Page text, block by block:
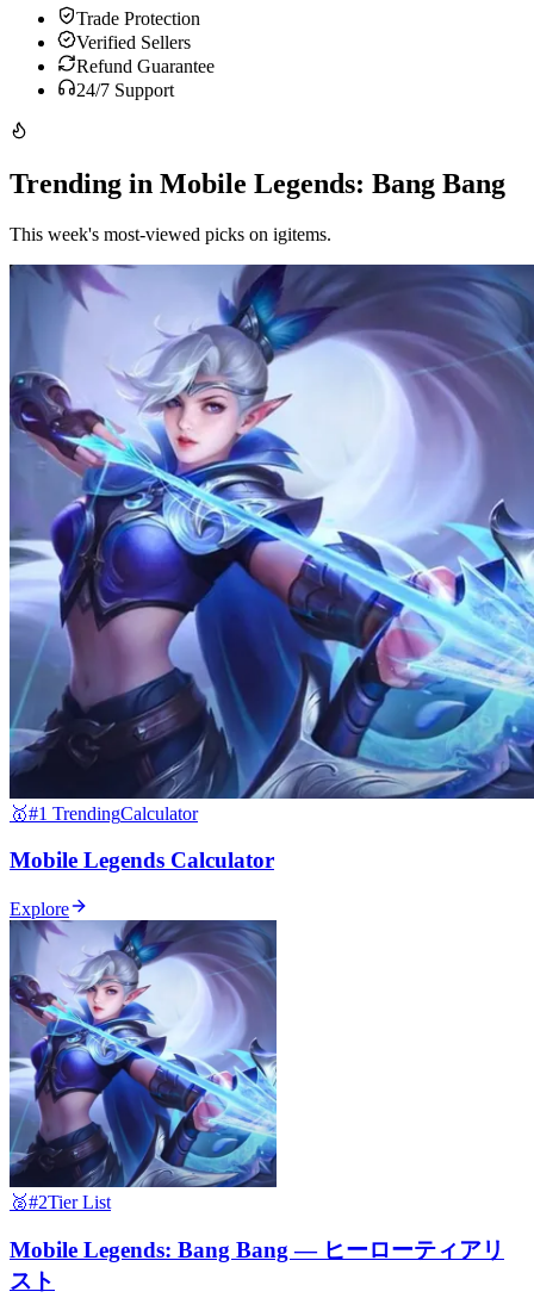
Trade Protection
Verified Sellers
Refund Guarantee
24/7 Support
Trending in Mobile Legends: Bang Bang
This week's most-viewed picks on igitems.
🥇#1 TrendingCalculator
Mobile Legends Calculator
Explore
🥈#2Tier List
Mobile Legends: Bang Bang — ヒーローティアリ
スト